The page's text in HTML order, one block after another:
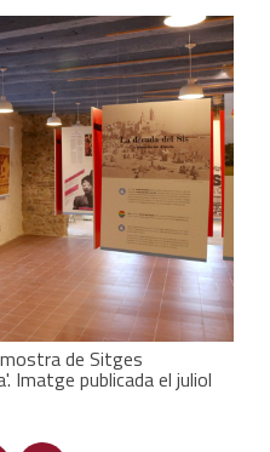
de Sitges
Imatge publicada el juliol